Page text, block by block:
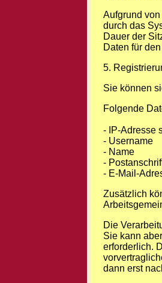
Aufgrund
durch das
Dauer der
Daten für
5.
Sie können
Folgende
- IP-Adresse
- Username
- Name
-
- E-Mail-
Zusätzlich
Die
Sie kann
erforderlich.
dann erst